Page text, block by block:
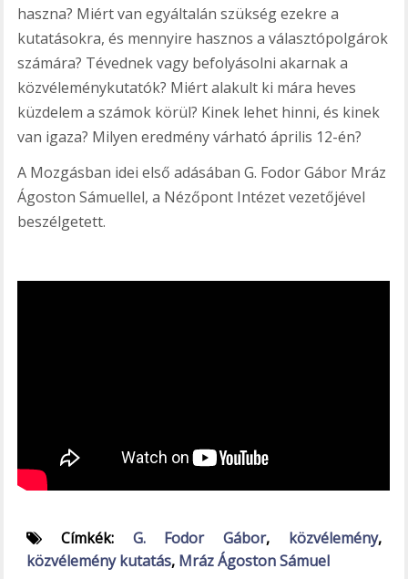
haszna? Miért van egyáltalán szükség ezekre a
kutatásokra, és mennyire hasznos a választópolgárok
számára? Tévednek vagy befolyásolni akarnak a
közvéleménykutatók? Miért alakult ki mára heves
küzdelem a számok körül? Kinek lehet hinni, és kinek
van igaza? Milyen eredmény várható április 12-én?
A Mozgásban idei első adásában G. Fodor Gábor Mráz
Ágoston Sámuellel, a Nézőpont Intézet vezetőjével
beszélgetett.
Címkék: G. Fodor Gábor, közvélemény,
közvélemény kutatás, Mráz Ágoston Sámuel